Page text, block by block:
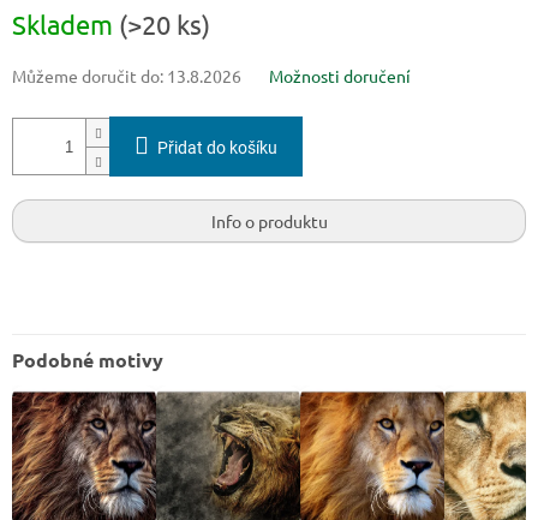
Skladem (>20 ks)
Můžeme doručit do: 13.8.2026 Možnosti doručení
Přidat do košíku
Info o produktu
Podobné motivy